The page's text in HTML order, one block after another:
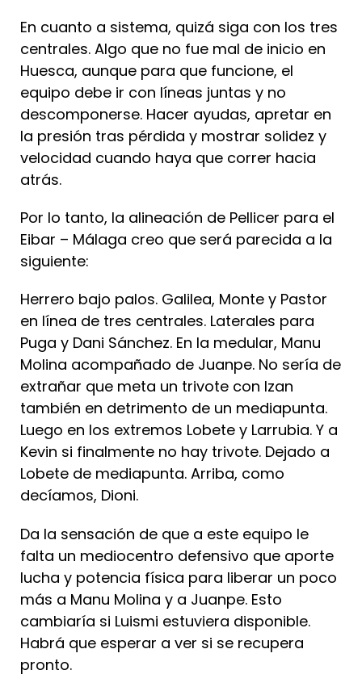
En cuanto a sistema, quizá siga con los tres
centrales. Algo que no fue mal de inicio en
Huesca, aunque para que funcione, el
equipo debe ir con líneas juntas y no
descomponerse. Hacer ayudas, apretar en
la presión tras pérdida y mostrar solidez y
velocidad cuando haya que correr hacia
atrás.
Por lo tanto, la alineación de Pellicer para el
Eibar – Málaga creo que será parecida a la
siguiente:
Herrero bajo palos. Galilea, Monte y Pastor
en línea de tres centrales. Laterales para
Puga y Dani Sánchez. En la medular, Manu
Molina acompañado de Juanpe. No sería de
extrañar que meta un trivote con Izan
también en detrimento de un mediapunta.
Luego en los extremos Lobete y Larrubia. Y a
Kevin si finalmente no hay trivote. Dejado a
Lobete de mediapunta. Arriba, como
decíamos, Dioni.
Da la sensación de que a este equipo le
falta un mediocentro defensivo que aporte
lucha y potencia física para liberar un poco
más a Manu Molina y a Juanpe. Esto
cambiaría si Luismi estuviera disponible.
Habrá que esperar a ver si se recupera
pronto.